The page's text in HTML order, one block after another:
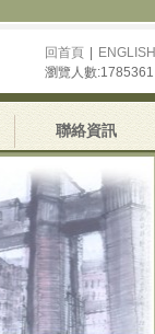
回首頁
ENGLISH
瀏覽人數:1785361
聯絡資訊